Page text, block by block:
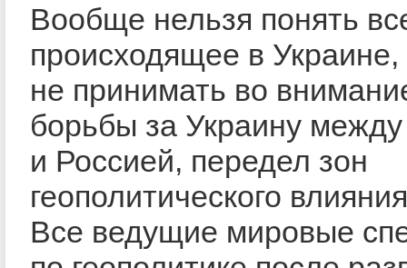
Вообще нельзя понять
происходящее в Украине,
не принимать во
борьбы за Украину
и Россией, передел зон
геополитического
Все ведущие мировые